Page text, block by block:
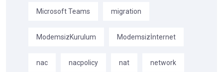
Microsoft Teams migration
ModemsizKurulum Modemsizİnternet
nac nacpolicy nat network